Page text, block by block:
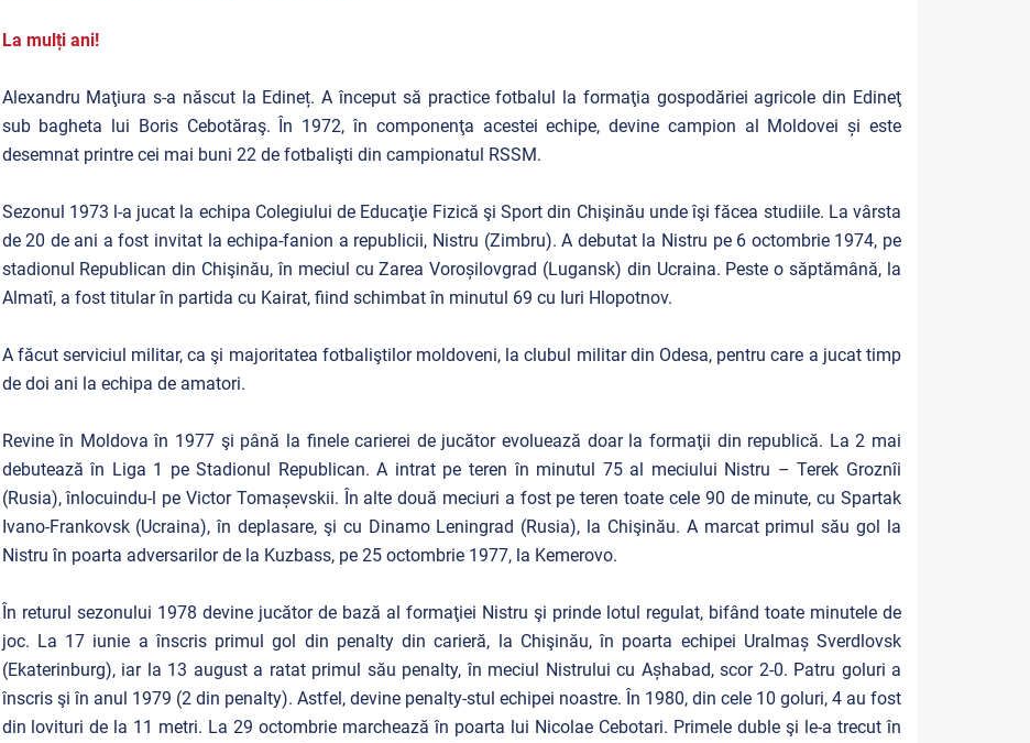
La mulți ani!
Alexandru Maţiura s-a născut la Edineț. A început să practice fotbalul la formaţia gospodăriei agricole din Edineţ
sub bagheta lui Boris Cebotăraş. În 1972, în componenţa acestei echipe, devine campion al Moldovei și este
desemnat printre cei mai buni 22 de fotbalişti din campionatul RSSM.
Sezonul 1973 l-a jucat la echipa Colegiului de Educaţie Fizică şi Sport din Chişinău unde îşi făcea studiile. La vârsta
de 20 de ani a fost invitat la echipa-fanion a republicii, Nistru (Zimbru). A debutat la Nistru pe 6 octombrie 1974, pe
stadionul Republican din Chişinău, în meciul cu Zarea Voroșilovgrad (Lugansk) din Ucraina. Peste o săptămână, la
Almatî, a fost titular în partida cu Kairat, fiind schimbat în minutul 69 cu Iuri Hlopotnov.
A făcut serviciul militar, ca şi majoritatea fotbaliştilor moldoveni, la clubul militar din Odesa, pentru care a jucat timp
de doi ani la echipa de amatori.
Revine în Moldova în 1977 şi până la finele carierei de jucător evoluează doar la formaţii din republică. La 2 mai
debutează în Liga 1 pe Stadionul Republican. A intrat pe teren în minutul 75 al meciului Nistru – Terek Groznîi
(Rusia), înlocuindu-l pe Victor Tomașevskii. În alte două meciuri a fost pe teren toate cele 90 de minute, cu Spartak
Ivano-Frankovsk (Ucraina), în deplasare, şi cu Dinamo Leningrad (Rusia), la Chişinău. A marcat primul său gol la
Nistru în poarta adversarilor de la Kuzbass, pe 25 octombrie 1977, la Kemerovo.
În returul sezonului 1978 devine jucător de bază al formaţiei Nistru şi prinde lotul regulat, bifând toate minutele de
joc. La 17 iunie a înscris primul gol din penalty din carieră, la Chişinău, în poarta echipei Uralmaș Sverdlovsk
(Ekaterinburg), iar la 13 august a ratat primul său penalty, în meciul Nistrului cu Așhabad, scor 2-0. Patru goluri a
înscris şi în anul 1979 (2 din penalty). Astfel, devine penalty-stul echipei noastre. În 1980, din cele 10 goluri, 4 au fost
din lovituri de la 11 metri. La 29 octombrie marchează în poarta lui Nicolae Cebotari. Primele duble şi le-a trecut în